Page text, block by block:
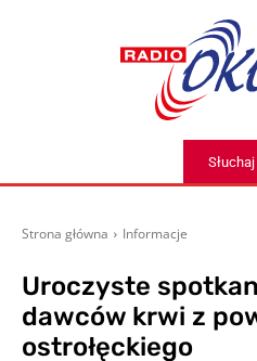
Słuchaj
Strona główna Informacje
Uroczyste
dawców krwi z
ostrołęckiego